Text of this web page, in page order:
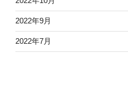
2022年9月
2022年7月